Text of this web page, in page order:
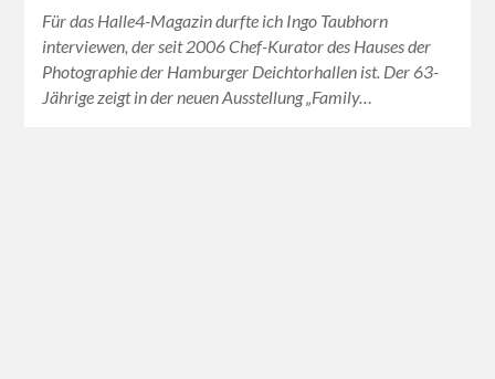
Für das Halle4-Magazin durfte ich Ingo Taubhorn
interviewen, der seit 2006 Chef-Kurator des Hauses der
Photographie der Hamburger Deichtorhallen ist. Der 63-
Jährige zeigt in der neuen Ausstellung „Family…